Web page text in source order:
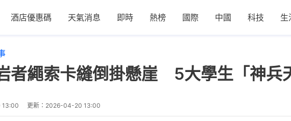
酒店優惠碼 天氣消息 即時 熱榜 國際 中國 科技 生
者繩索卡縫倒掛懸崖 5大學生「神兵
更新： 2026-04-20 13:00